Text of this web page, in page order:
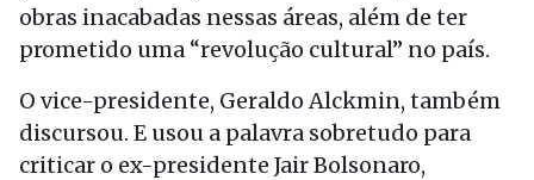
obras inacabadas nessas áreas, além de ter
prometido uma “revolução cultural” no país.
O vice-presidente, Geraldo Alckmin, também
discursou. E usou a palavra sobretudo para
criticar o ex-presidente Jair Bolsonaro,